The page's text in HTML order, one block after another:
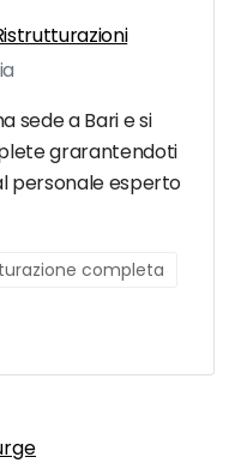
Ristrutturazioni
sede a Bari e si
grarantendoti
personale esperto
completa